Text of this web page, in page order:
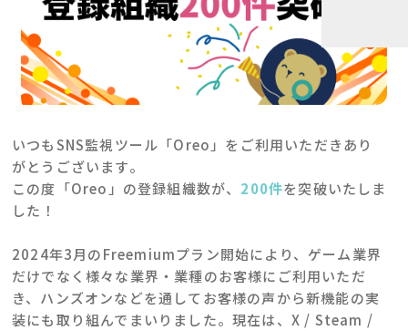
いつもSNS監視ツール「Oreo」をご利用いただきあり
がとうございます。
この度「Oreo」の登録組織数が、 200件を突破いたしま
した！
2024年3月のFreemiumプラン開始により、ゲーム業界
だけでなく様々な業界・業種のお客様にご利用いただ
き、ハンズオンなどを通してお客様の声から新機能の実
装にも取り組んでまいりました。現在は、X / Steam /